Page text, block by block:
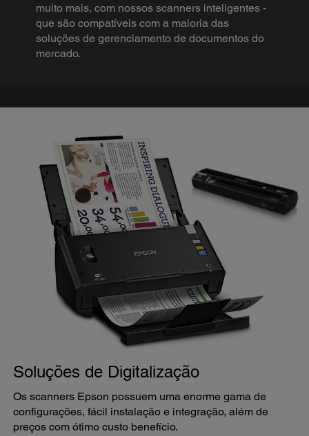
muito mais, com nossos scanners inteligentes -
que são compatíveis com a maioria das
soluções de gerenciamento de documentos do
mercado.
Soluções de Digitalização
Os scanners Epson possuem uma enorme gama de
configurações, fácil instalação e integração, além de
preços com ótimo custo benefício.